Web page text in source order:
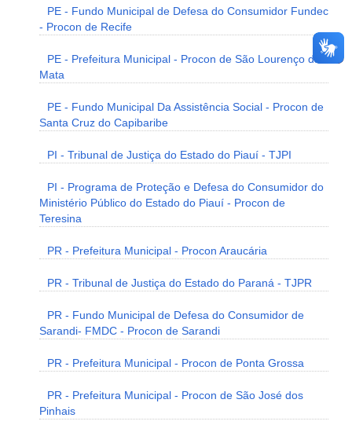
PE - Fundo Municipal de Defesa do Consumidor Fundec
- Procon de Recife
PE - Prefeitura Municipal - Procon de São Lourenço da
Mata
PE - Fundo Municipal Da Assistência Social - Procon de
Santa Cruz do Capibaribe
PI - Tribunal de Justiça do Estado do Piauí - TJPI
PI - Programa de Proteção e Defesa do Consumidor do
Ministério Público do Estado do Piauí - Procon de
Teresina
PR - Prefeitura Municipal - Procon Araucária
PR - Tribunal de Justiça do Estado do Paraná - TJPR
PR - Fundo Municipal de Defesa do Consumidor de
Sarandi- FMDC - Procon de Sarandi
PR - Prefeitura Municipal - Procon de Ponta Grossa
PR - Prefeitura Municipal - Procon de São José dos
Pinhais